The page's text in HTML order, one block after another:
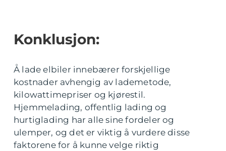
Konklusjon:
Å lade elbiler innebærer forskjellige
kostnader avhengig av lademetode,
kilowattimepriser og kjørestil.
Hjemmelading, offentlig lading og
hurtiglading har alle sine fordeler og
ulemper, og det er viktig å vurdere disse
faktorene for å kunne velge riktig